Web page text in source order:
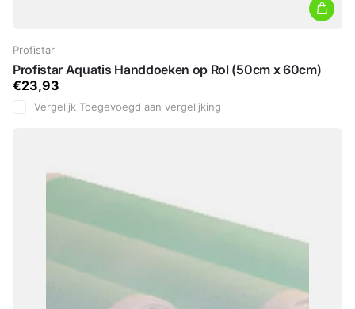
Profistar
Profistar Aquatis Handdoeken op Rol (50cm x 60cm)
€23,93
Vergelijk Toegevoegd aan vergelijking